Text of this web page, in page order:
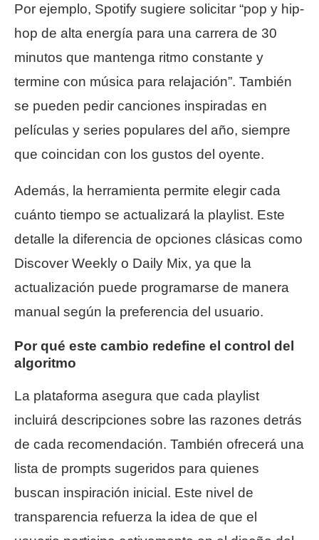
Por ejemplo, Spotify sugiere solicitar “pop y hip-
hop de alta energía para una carrera de 30
minutos que mantenga ritmo constante y
termine con música para relajación”. También
se pueden pedir canciones inspiradas en
películas y series populares del año, siempre
que coincidan con los gustos del oyente.
Además, la herramienta permite elegir cada
cuánto tiempo se actualizará la playlist. Este
detalle la diferencia de opciones clásicas como
Discover Weekly o Daily Mix, ya que la
actualización puede programarse de manera
manual según la preferencia del usuario.
Por qué este cambio redefine el control del
algoritmo
La plataforma asegura que cada playlist
incluirá descripciones sobre las razones detrás
de cada recomendación. También ofrecerá una
lista de prompts sugeridos para quienes
buscan inspiración inicial. Este nivel de
transparencia refuerza la idea de que el